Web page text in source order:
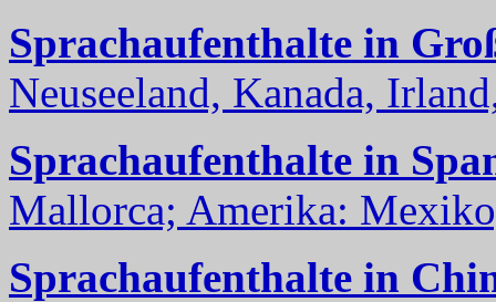
Sprachaufenthalte in
Neuseeland, Kanada,
Sprachaufenthalte in
Mallorca; Amerika:
Sprachaufenthalte in